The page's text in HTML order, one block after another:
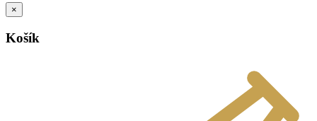
×
Košík